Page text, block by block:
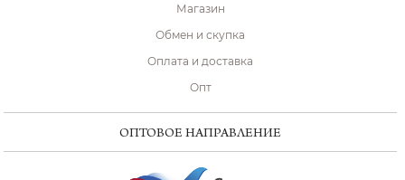
Магазин
Обмен и скупка
Оплата и доставка
Опт
ОПТОВОЕ НАПРАВЛЕНИЕ